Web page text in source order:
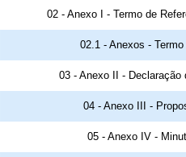
02 - Anexo I - Termo de
02.1 - Anexos -
03 - Anexo II - Declaração
04 - Anexo III -
05 - Anexo IV -